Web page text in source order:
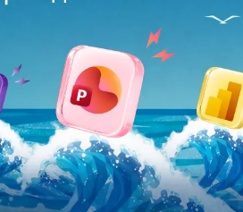
456 - АНАТОЛИЙ Б.
ХОЧУ ЗАКАЗАТЬ ТАКУЮ ПРЕЗЕНТАЦИЮ